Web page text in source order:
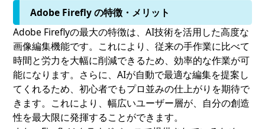
Adobe Firefly の特徴・メリット
Adobe Fireflyの最大の特徴は、AI技術を活用した高度な
画像編集機能です。これにより、従来の手作業に比べて
時間と労力を大幅に削減できるため、効率的な作業が可
能になります。さらに、AIが自動で最適な編集を提案し
てくれるため、初心者でもプロ並みの仕上がりを期待で
きます。これにより、幅広いユーザー層が、自分の創造
性を最大限に発揮することができます。